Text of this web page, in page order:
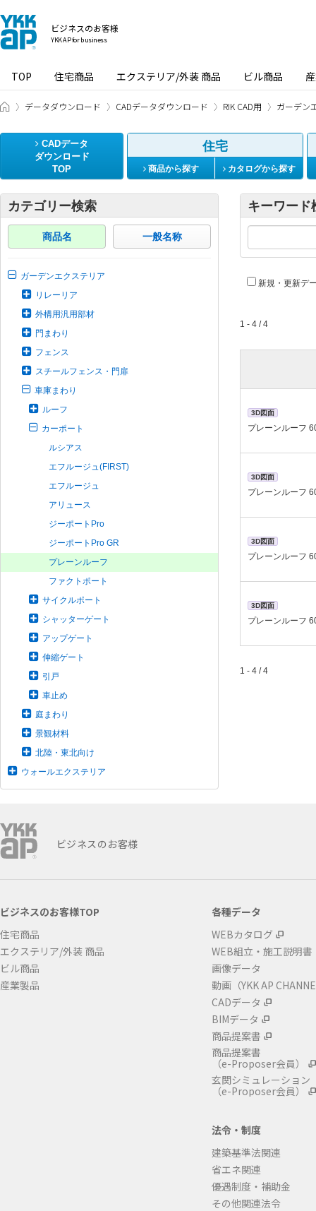
ビジネスのお客様
YKK AP for business
TOP 住宅商品 エクステリア/外装 商品 ビル商品
ビジネスのお客様 HOME
データダウンロード CADデータダウンロード RIK CAD用 ガーデン
CADデータ
ダウンロード
TOP
住宅
商品から探す カタログから探す
カテゴリー検索
商品名 一般名称
ガーデンエクステリア
リレーリア
外構用汎用部材
門まわり
フェンス
スチールフェンス・門扉
車庫まわり
ルーフ
カーポート
ルシアス
エフルージュ(FIRST)
エフルージュ
アリュース
ジーポートPro
ジーポートPro GR
プレーンルーフ
ファクトポート
サイクルポート
シャッターゲート
アップゲート
伸縮ゲート
引戸
車止め
庭まわり
景観材料
北陸・東北向け
ウォールエクステリア
キーワード
新規・更新デ
1 - 4 / 4
3D図面
プレーンルーフ
3D図面
プレーンルーフ
3D図面
プレーンルーフ
3D図面
プレーンルーフ
1 - 4 / 4
ビジネスのお客様
ビジネスのお客様TOP
住宅商品
エクステリア/外装 商品
ビル商品
産業製品
各種データ
WEBカタログ
WEB組立・施工説明書
画像データ
動画（YKK AP
CADデータ
BIMデータ
商品提案書
商品提案書
（e-Proposer会員）
玄関シミュレーション
（e-Proposer会員）
法令・制度
建築基準法関連
省エネ関連
優遇制度・補助金
その他関連法令